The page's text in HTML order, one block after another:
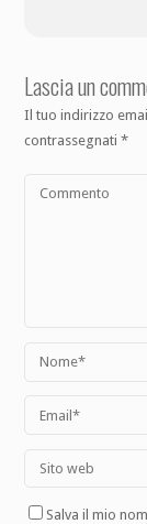
Lascia un
Il tuo indirizzo
contrassegnati*
Salva il mio